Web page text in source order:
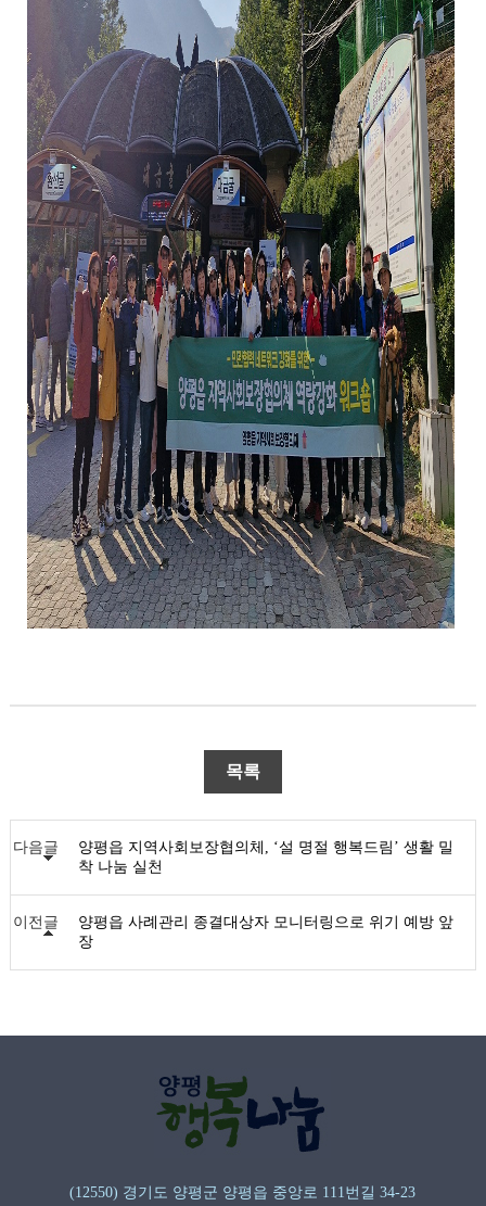
목록
다음글
양평읍 지역사회보장협의체, ‘설 명절 행복드림’ 생활 밀
착 나눔 실천
이전글
양평읍 사례관리 종결대상자 모니터링으로 위기 예방 앞
장
(12550) 경기도 양평군 양평읍 중앙로 111번길 34-23